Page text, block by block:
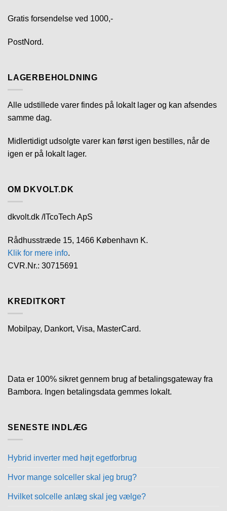
Gratis forsendelse ved 1000,-
PostNord.
LAGERBEHOLDNING
Alle udstillede varer findes på lokalt lager og kan afsendes
samme dag.
Midlertidigt udsolgte varer kan først igen bestilles, når de
igen er på lokalt lager.
OM DKVOLT.DK
dkvolt.dk /ITcoTech ApS
Rådhusstræde 15, 1466 København K.
Klik for mere info.
CVR.Nr.: 30715691
KREDITKORT
Mobilpay, Dankort, Visa, MasterCard.
Data er 100% sikret gennem brug af betalingsgateway fra
Bambora. Ingen betalingsdata gemmes lokalt.
SENESTE INDLÆG
Hybrid inverter med højt egetforbrug
Hvor mange solceller skal jeg brug?
Hvilket solcelle anlæg skal jeg vælge?